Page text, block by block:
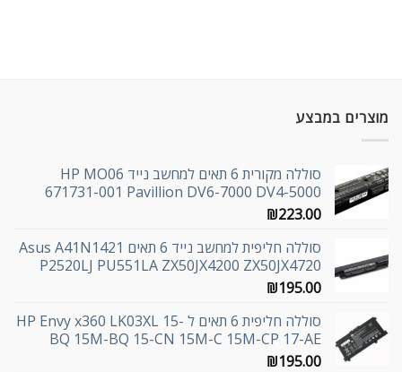
מוצרים במבצע
סוללה מקורית 6 תאים למחשב נייד HP MO06
671731-001 Pavillion DV6-7000 DV4-5000
₪223.00
סוללה חליפית למחשב נייד 6 תאים Asus A41N1421
P2520LJ PU551LA ZX50JX4200 ZX50JX4720
₪195.00
סוללה חליפית 6 תאים ל HP Envy x360 LK03XL 15-
BQ 15M-BQ 15-CN 15M-C 15M-CP 17-AE
₪195.00